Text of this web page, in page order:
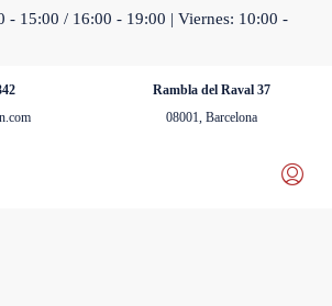
- 15:00 / 16:00 - 19:00 | Viernes: 10:00 -
Rambla del Raval 37
08001, Barcelona